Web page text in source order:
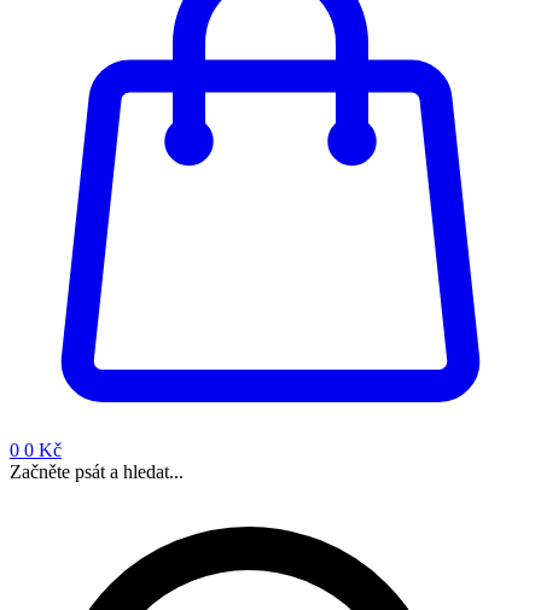
0 0 Kč
Začněte psát a hledat...